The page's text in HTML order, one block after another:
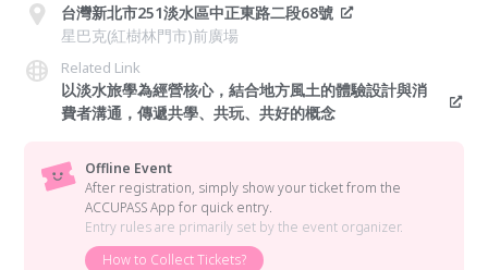
台灣新北市251淡水區中正東路二段68號
星巴克(紅樹林門市)前廣場
Related Link
以淡水旅學為經營核心，結合地方風土的體驗設計與消
費者溝通，傳遞共學、共玩、共好的概念
Offline Event
After registration, simply show your ticket from the
ACCUPASS App for quick entry.
Entry rules are primarily set by the event organizer.
How to Collect Tickets?